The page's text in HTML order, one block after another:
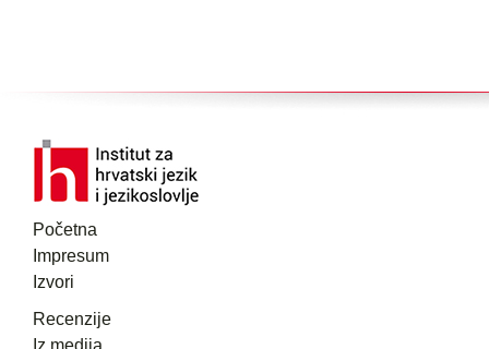
Početna
Impresum
Izvori
Recenzije